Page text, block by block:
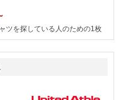
ツを探している人のための1枚